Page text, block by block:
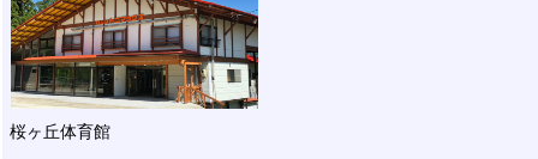
桜ヶ丘体育館